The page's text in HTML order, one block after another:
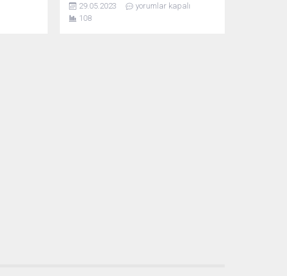
“Ülkemizde aşırı sağcı ve ırkçı
şiddettin sürekliliği var” ifadesine
29.05.2023
yorumlar kapalı
108